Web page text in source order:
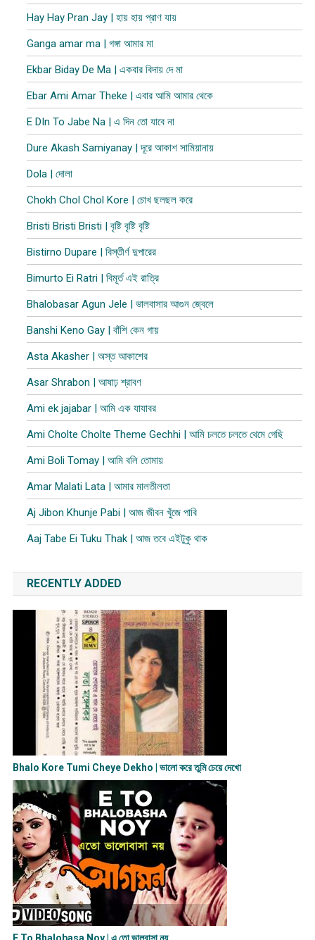
Hay Hay Pran Jay | হায় হায় প্রাণ যায়
Ganga amar ma | গঙ্গা আমার মা
Ekbar Biday De Ma | একবার বিদায় দে মা
Ebar Ami Amar Theke | এবার আমি আমার থেকে
E DIn To Jabe Na | এ দিন তো যাবে না
Dure Akash Samiyanay | দূরে আকাশ সামিয়ানায়
Dola | দোলা
Chokh Chol Chol Kore | চোখ ছলছল করে
Bristi Bristi Bristi | বৃষ্টি বৃষ্টি বৃষ্টি
Bistirno Dupare | বিস্তীর্ণ দুপারের
Bimurto Ei Ratri | বিমূর্ত এই রাত্রি
Bhalobasar Agun Jele | ভালবাসার আগুন জ্বেলে
Banshi Keno Gay | বাঁশি কেন গায়
Asta Akasher | অস্ত আকাশের
Asar Shrabon | আষাঢ় শ্রাবণ
Ami ek jajabar | আমি এক যাযাবর
Ami Cholte Cholte Theme Gechhi | আমি চলতে চলতে থেমে গেছি
Ami Boli Tomay | আমি বলি তোমায়
Amar Malati Lata | আমার মালতীলতা
Aj Jibon Khunje Pabi | আজ জীবন খুঁজে পাবি
Aaj Tabe Ei Tuku Thak | আজ তবে এইটুকু থাক
RECENTLY ADDED
Bhalo Kore Tumi Cheye Dekho | ভালো করে তুমি চেয়ে দেখো